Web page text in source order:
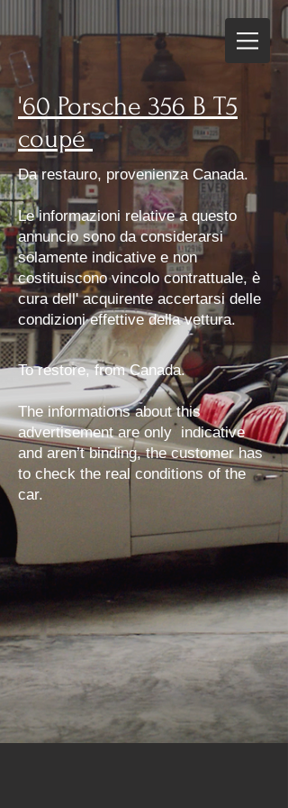
'60 Porsche 356 B T5
coupé
Da restauro, provenienza Canada.
Le informazioni relative a questo
annuncio sono da considerarsi
solamente indicative e non
costituiscono vincolo contrattuale, è
cura dell' acquirente accertarsi delle
condizioni effettive della vettura.
To restore, from Canada.
The informations about this
advertisement are only indicative
and aren’t binding, the customer has
to check the real conditions of the
car.